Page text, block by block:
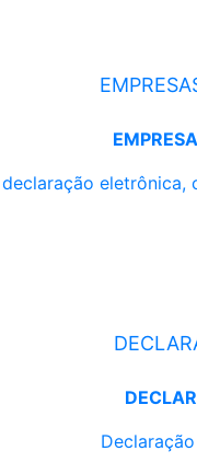
eletrônica,